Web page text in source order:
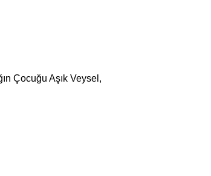
Çocuğu Aşık Veysel,